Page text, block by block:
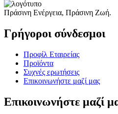
Πράσινη Ενέργεια, Πράσινη Ζωή.
Γρήγοροι σύνδεσμοι
Προφίλ Εταιρείας
Προϊόντα
Συχνές ερωτήσεις
Επικοινωνήστε μαζί μας
Επικοινωνήστε μαζί